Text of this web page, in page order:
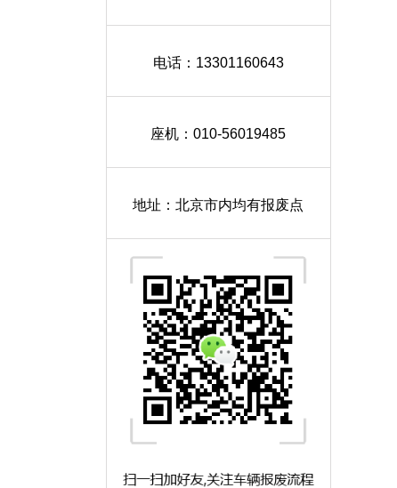
电话：13301160643
座机：010-56019485
地址：北京市内均有报废点